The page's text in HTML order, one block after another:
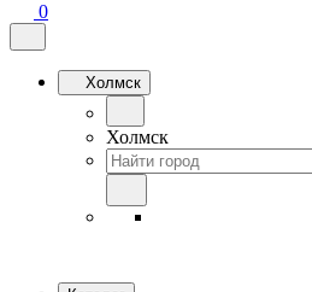
0
Холмск
Холмск